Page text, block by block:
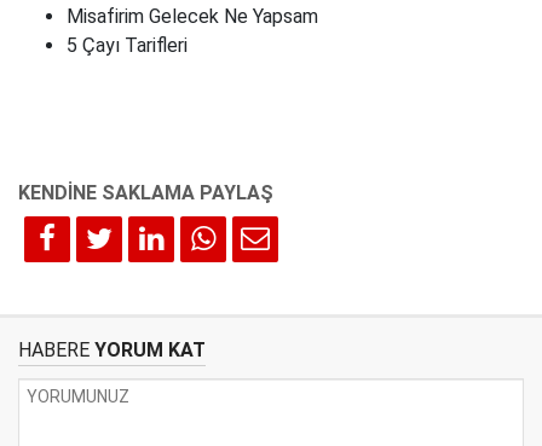
Misafirim Gelecek Ne Yapsam
5 Çayı Tarifleri
HABERE YORUM KAT